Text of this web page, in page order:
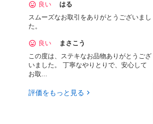
良い
はる
スムーズなお取引をありがとうございまし
た。
良い
まさこう
この度は、ステキなお品物ありがとうござ
いました。 丁寧なやりとりで、安心して
お取...
評価をもっと見る